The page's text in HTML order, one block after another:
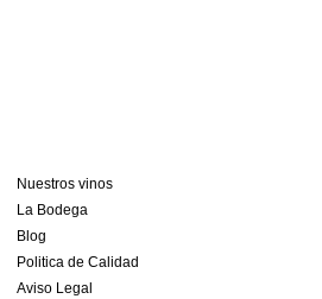
Nuestros vinos
La Bodega
Blog
Politica de Calidad
Aviso Legal